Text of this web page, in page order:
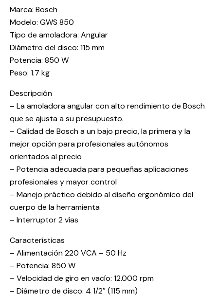
Marca: Bosch
Modelo: GWS 850
Tipo de amoladora: Angular
Diámetro del disco: 115 mm
Potencia: 850 W
Peso: 1.7 kg
Descripción
– La amoladora angular con alto rendimiento de Bosch
que se ajusta a su presupuesto.
– Calidad de Bosch a un bajo precio, la primera y la
mejor opción para profesionales autónomos
orientados al precio
– Potencia adecuada para pequeñas aplicaciones
profesionales y mayor control
– Manejo práctico debido al diseño ergonómico del
cuerpo de la herramienta
– Interruptor 2 vías
Características
– Alimentación 220 VCA – 50 Hz
– Potencia: 850 W
– Velocidad de giro en vacío: 12.000 rpm
– Diámetro de disco: 4 1/2″ (115 mm)